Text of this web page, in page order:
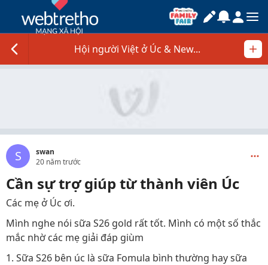
Hội người Việt ở Úc & New...
S
swan
20 năm trước
Cần sự trợ giúp từ thành viên Úc
Các mẹ ở Úc ơi.
Mình nghe nói sữa S26 gold rất tốt. Mình có một số thắc
mắc nhờ các mẹ giải đáp giùm
1. Sữa S26 bên úc là sữa Fomula bình thường hay sữa